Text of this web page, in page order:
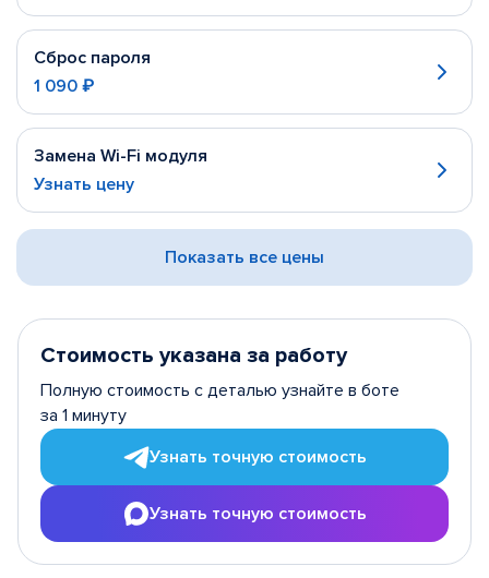
Сброс пароля
1 090 ₽
Замена Wi-Fi модуля
Узнать цену
Показать все цены
Стоимость указана за работу
Полную стоимость с деталью узнайте в боте
за 1 минуту
Узнать точную стоимость
Узнать точную стоимость